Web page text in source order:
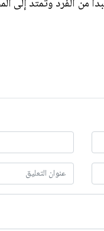
من الفرد وتمتد إلى